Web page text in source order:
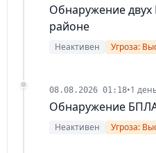
Обнаружение
районе
Неактивен Угроза:
08.08.2026 01:18•1
Обнаружение
Неактивен Угроза: